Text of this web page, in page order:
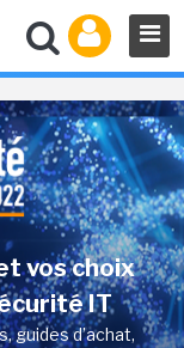
vos choix
IT
guides d’achat,